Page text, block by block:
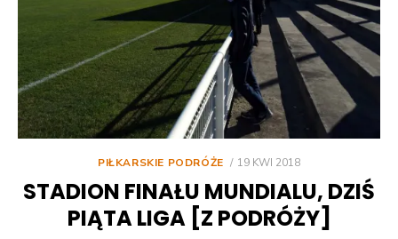
PIŁKARSKIE PODRÓŻE
POSTED
19 KWI 2018
STADION FINAŁU MUNDIALU, DZIŚ
PIĄTA LIGA [Z PODRÓŻY]